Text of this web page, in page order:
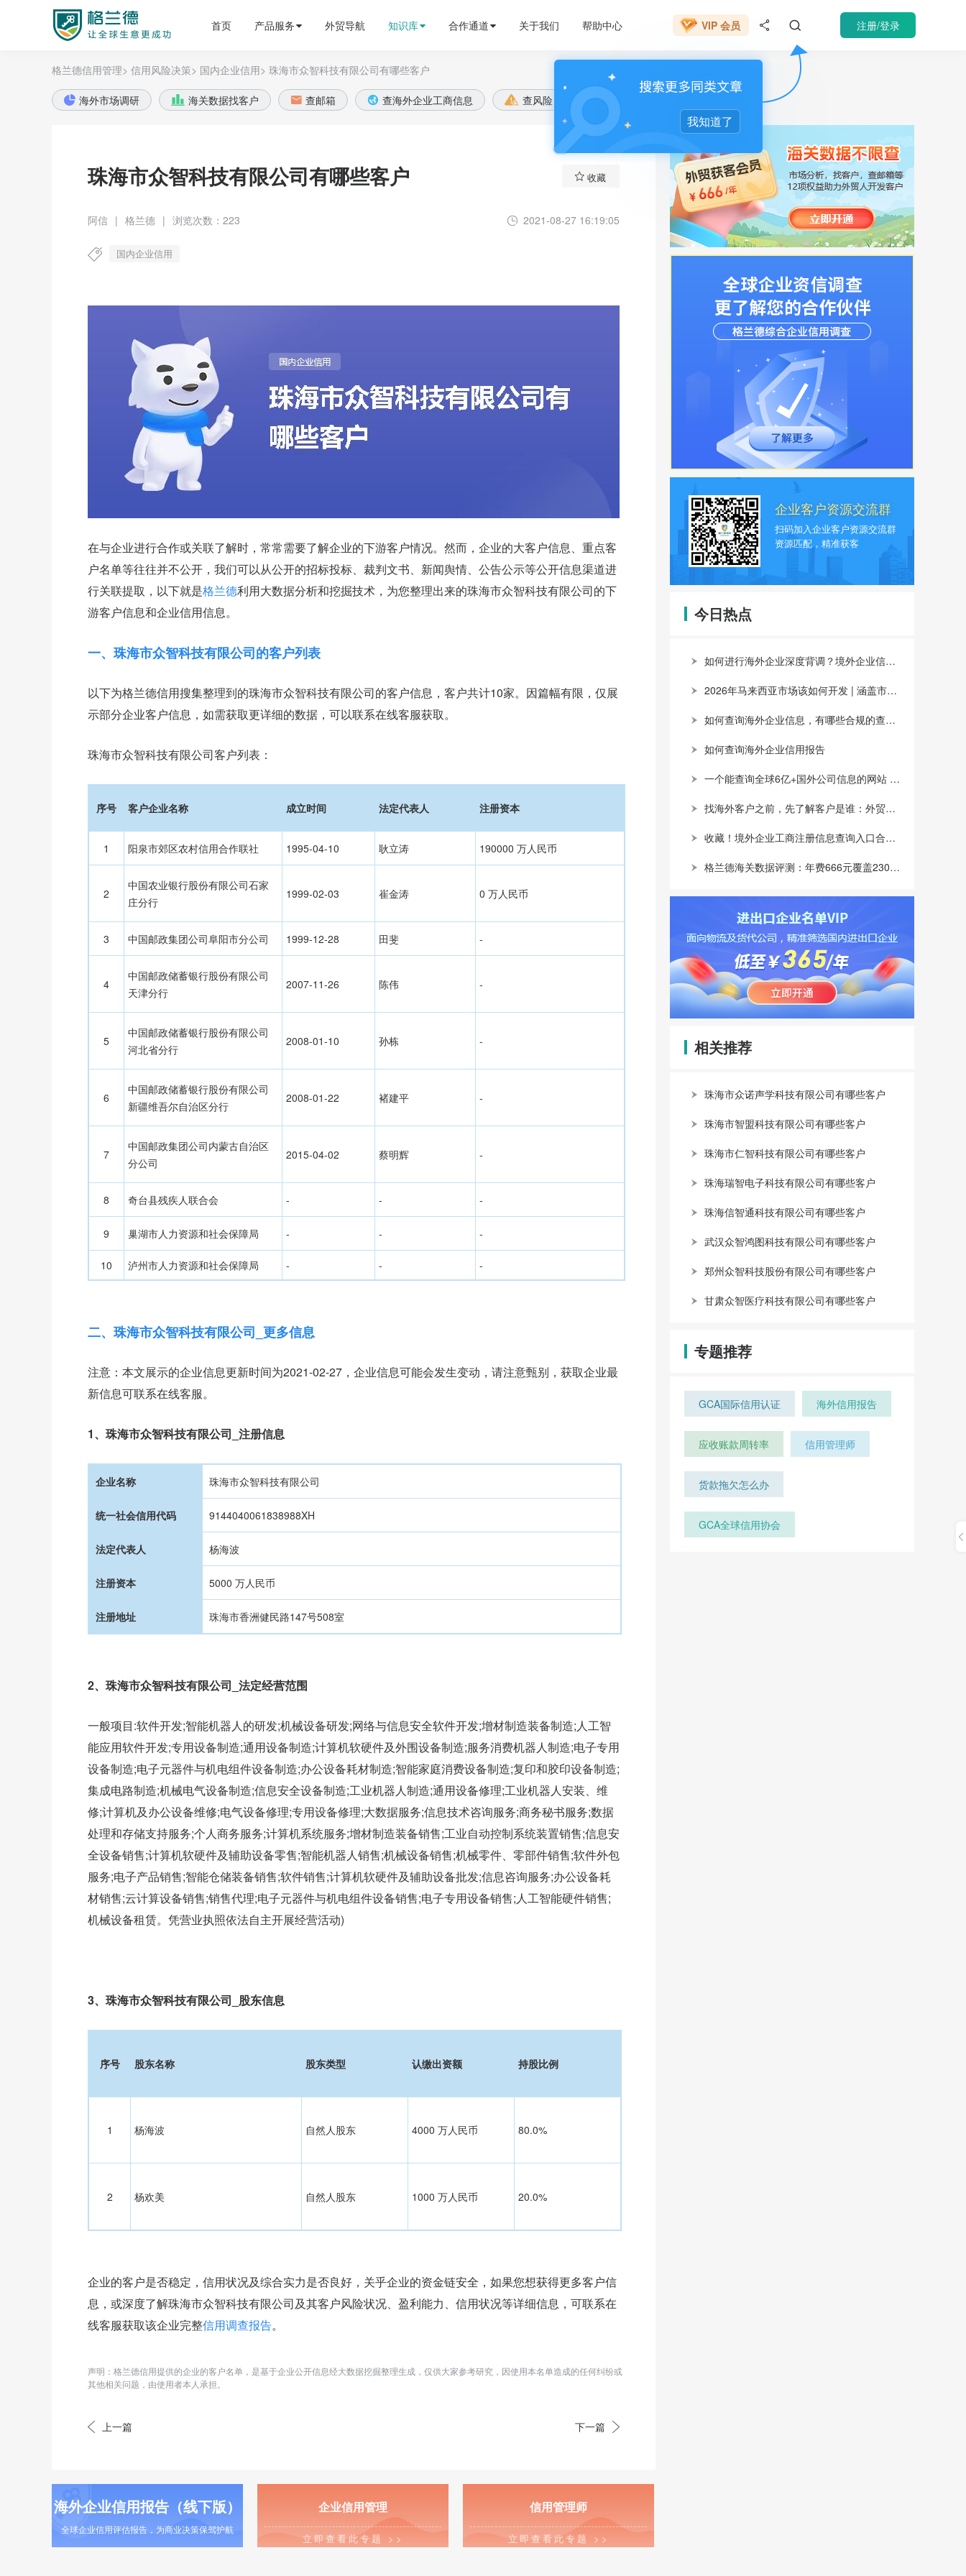
格兰德外贸获客平台 首页 产品服务 外贸导航 知识库 合作通道 关于我们 帮助中心
VIP 会员
 
我知道了
注册/登录
格兰德信用管理> 信用风险决策> 国内企业信用> 珠海市众智科技有限公司有哪些客户
 海外市场调研  海关数据找客户  查邮箱  查海外企业工商信息  查风险  全球账款催收
珠海市众智科技有限公司有哪些客户 收藏
阿信 | 格兰德 | 浏览次数：223 2021-08-27 16:19:05
国内企业信用
在与企业进行合作或关联了解时，常常需要了解企业的下游客户情况。然而，企业的大客户信息、重点客
户名单等往往并不公开，我们可以从公开的招标投标、裁判文书、新闻舆情、公告公示等公开信息渠道进
行关联提取，以下就是格兰德利用大数据分析和挖掘技术，为您整理出来的珠海市众智科技有限公司的下
游客户信息和企业信用信息。
一、 珠海市众智科技有限公司的客户列表
以下为格兰德信用搜集整理到的珠海市众智科技有限公司的客户信息，客户共计10家。因篇幅有限，仅展
示部分企业客户信息，如需获取更详细的数据，可以联系在线客服获取。
珠海市众智科技有限公司客户列表：
序号 客户企业名称 成立时间 法定代表人 注册资本
1 阳泉市郊区农村信用合作联社 1995-04-10 耿立涛 190000 万人民币
2
中国农业银行股份有限公司石家
庄分行
1999-02-03 崔金涛 0 万人民币
3 中国邮政集团公司阜阳市分公司 1999-12-28 田斐 -
4
中国邮政储蓄银行股份有限公司
天津分行
2007-11-26 陈伟 -
5
中国邮政储蓄银行股份有限公司
河北省分行
2008-01-10 孙栋 -
6
中国邮政储蓄银行股份有限公司
新疆维吾尔自治区分行
2008-01-22 褚建平 -
7
中国邮政集团公司内蒙古自治区
分公司
2015-04-02 蔡明辉 -
8 奇台县残疾人联合会 - - -
9 巢湖市人力资源和社会保障局 - - -
10 泸州市人力资源和社会保障局 - - -
二、珠海市众智科技有限公司_更多信息
注意：本文展示的企业信息更新时间为2021-02-27，企业信息可能会发生变动，请注意甄别，获取企业最
新信息可联系在线客服。
1、珠海市众智科技有限公司_注册信息
企业名称 珠海市众智科技有限公司
统一社会信用代码 9144040061838988XH
法定代表人 杨海波
注册资本 5000 万人民币
注册地址 珠海市香洲健民路147号508室
2、珠海市众智科技有限公司_法定经营范围
一般项目:软件开发;智能机器人的研发;机械设备研发;网络与信息安全软件开发;增材制造装备制造;人工智
能应用软件开发;专用设备制造;通用设备制造;计算机软硬件及外围设备制造;服务消费机器人制造;电子专用
设备制造;电子元器件与机电组件设备制造;办公设备耗材制造;智能家庭消费设备制造;复印和胶印设备制造;
集成电路制造;机械电气设备制造;信息安全设备制造;工业机器人制造;通用设备修理;工业机器人安装、维
修;计算机及办公设备维修;电气设备修理;专用设备修理;大数据服务;信息技术咨询服务;商务秘书服务;数据
处理和存储支持服务;个人商务服务;计算机系统服务;增材制造装备销售;工业自动控制系统装置销售;信息安
全设备销售;计算机软硬件及辅助设备零售;智能机器人销售;机械设备销售;机械零件、零部件销售;软件外包
服务;电子产品销售;智能仓储装备销售;软件销售;计算机软硬件及辅助设备批发;信息咨询服务;办公设备耗
材销售;云计算设备销售;销售代理;电子元器件与机电组件设备销售;电子专用设备销售;人工智能硬件销售;
机械设备租赁。凭营业执照依法自主开展经营活动)
3、珠海市众智科技有限公司_股东信息
序号 股东名称 股东类型 认缴出资额 持股比例
1 杨海波 自然人股东 4000 万人民币 80.0%
2 杨欢美 自然人股东 1000 万人民币 20.0%
企业的客户是否稳定，信用状况及综合实力是否良好，关乎企业的资金链安全，如果您想获得更多客户信
息，或深度了解珠海市众智科技有限公司及其客户风险状况、盈利能力、信用状况等详细信息，可联系在
线客服获取该企业完整信用调查报告。
声明：格兰德信用提供的企业的客户名单，是基于企业公开信息经大数据挖掘整理生成，仅供大家参考研究，因使用本名单造成的任何纠纷或
其他相关问题，由使用者本人承担。
上一篇 下一篇
海外企业信用报告（线下版）
全球企业信用评估报告，为商业决策保驾护航
企业信用管理
立即查看此专题 >>
信用管理师
立即查看此专题 >>
企业客户资源交流群
扫码加入企业客户资源交流群
资源匹配，精准获客
今日热点
如何进行海外企业深度背调？境外企业信息查询网站推荐
2026年马来西亚市场该如何开发 | 涵盖市场概况，产品机会及开发渠道
如何查询海外企业信息，有哪些合规的查询渠道？
如何查询海外企业信用报告
一个能查询全球6亿+国外公司信息的网站 | 涵盖注册信息，股权架构，财务情况，信用报告
找海外客户之前，先了解客户是谁：外贸企业如何用全球企业数据提升开发效率
收藏！境外企业工商注册信息查询入口合集，跨境背调看这一篇就够了
格兰德海关数据评测：年费666元覆盖230个国家和地区，SOHO和中小企业的高性价比之选
相关推荐
珠海市众诺声学科技有限公司有哪些客户
珠海市智盟科技有限公司有哪些客户
珠海市仁智科技有限公司有哪些客户
珠海瑞智电子科技有限公司有哪些客户
珠海信智通科技有限公司有哪些客户
武汉众智鸿图科技有限公司有哪些客户
郑州众智科技股份有限公司有哪些客户
甘肃众智医疗科技有限公司有哪些客户
专题推荐
GCA国际信用认证 海外信用报告
应收账款周转率 信用管理师
货款拖欠怎么办
GCA全球信用协会
